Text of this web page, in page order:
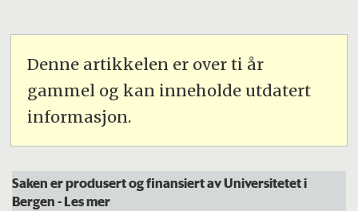
Denne artikkelen er over ti år
gammel og kan inneholde utdatert
informasjon.
Saken er produsert og finansiert av Universitetet i
Bergen- Les mer